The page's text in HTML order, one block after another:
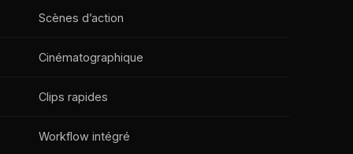
Scènes d’action
Cinématographique
Clips rapides
Workflow intégré